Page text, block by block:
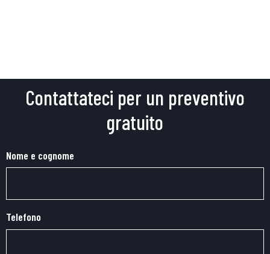
Contattateci per un preventivo
gratuito
Nome e cognome
Telefono